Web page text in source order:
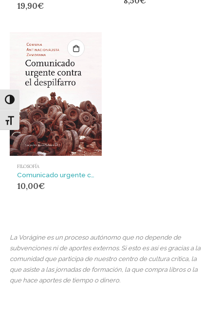
Alternar alto contraste
Alternar tamaño de letra
19,90€
FILOSOFÍA
10,00€
La Vorágine es un proceso autónomo que no depende de
subvenciones ni de aportes externos. Si esto es así es gracias a la
comunidad que participa de nuestro centro de cultura crítica, la
que asiste a las jornadas de formación, la que compra libros o la
que hace aportes de tiempo o dinero.